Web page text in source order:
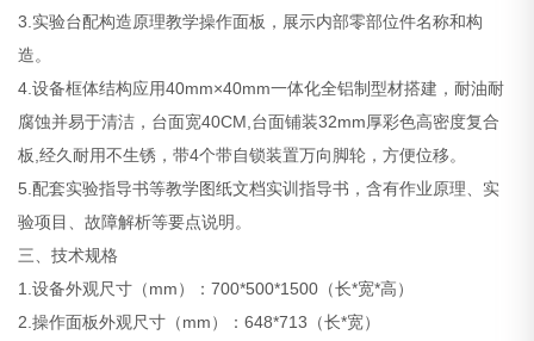
3.实验台配构造原理教学操作面板，展示内部零部位件名称和构
造。
4.设备框体结构应用40mm×40mm一体化全铝制型材搭建，耐油耐
腐蚀并易于清洁，台面宽40CM,台面铺装32mm厚彩色高密度复合
板,经久耐用不生锈，带4个带自锁装置万向脚轮，方便位移。
5.配套实验指导书等教学图纸文档实训指导书，含有作业原理、实
验项目、故障解析等要点说明。
三、技术规格
1.设备外观尺寸（mm）：700*500*1500（长*宽*高）
2.操作面板外观尺寸（mm）：648*713（长*宽）